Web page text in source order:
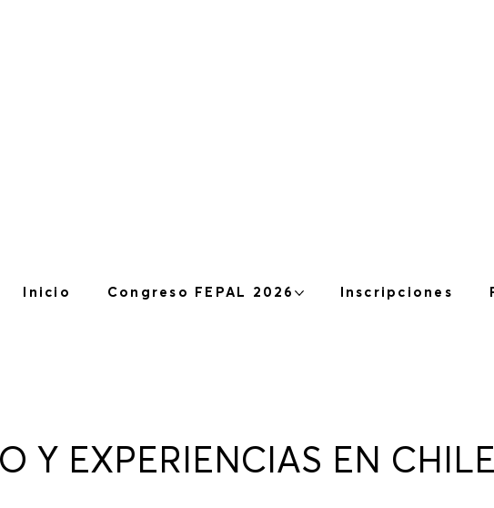
Inicio Congreso FEPAL 2026 Inscripciones
Y EXPERIENCIAS EN CHILE